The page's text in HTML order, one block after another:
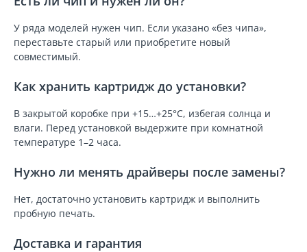
У ряда моделей нужен чип. Если указано «без чипа»,
переставьте старый или приобретите новый
совместимый.
Как хранить картридж до установки?
В закрытой коробке при +15…+25°C, избегая солнца и
влаги. Перед установкой выдержите при комнатной
температуре 1–2 часа.
Нужно ли менять драйверы после замены?
Нет, достаточно установить картридж и выполнить
пробную печать.
Доставка и гарантия